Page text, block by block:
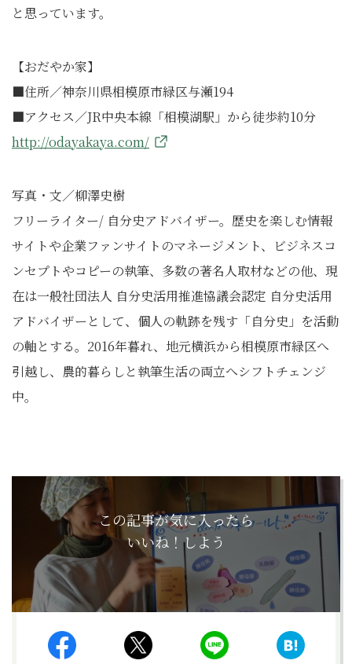
と思っています。
【おだやか家】
■住所／神奈川県相模原市緑区与瀬194
■アクセス／JR中央本線「相模湖駅」から徒歩約10分
http://odayakaya.com/
写真・文／柳澤史樹
フリーライター/ 自分史アドバイザー。歴史を楽しむ情報
サイトや企業ファンサイトのマネージメント、ビジネスコ
ンセプトやコピーの執筆、多数の著名人取材などの他、現
在は一般社団法人 自分史活用推進協議会認定 自分史活用
アドバイザーとして、個人の軌跡を残す「自分史」を活動
の軸とする。2016年暮れ、地元横浜から相模原市緑区へ
引越し、農的暮らしと執筆生活の両立へシフトチェンジ
中。
この記事が気に入ったら
いいね！しよう